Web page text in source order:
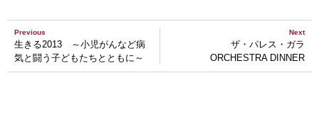
Previous
生きる2013 ～小児がんなど病
気と闘う子どもたちとともに～
Next
ザ・パレス・ガラ
ORCHESTRA DINNER